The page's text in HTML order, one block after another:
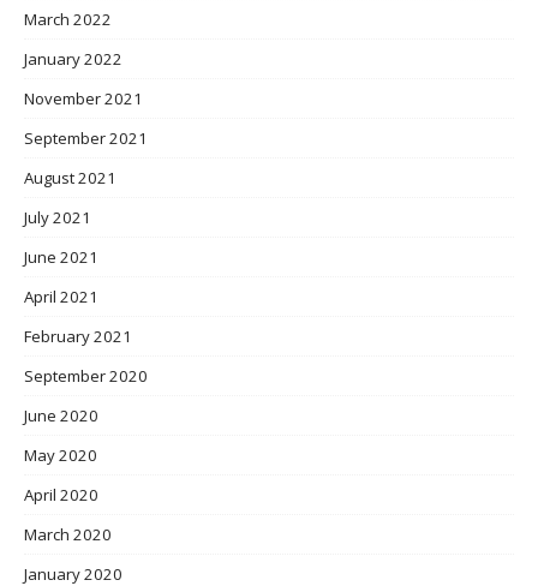
March 2022
January 2022
November 2021
September 2021
August 2021
July 2021
June 2021
April 2021
February 2021
September 2020
June 2020
May 2020
April 2020
March 2020
January 2020